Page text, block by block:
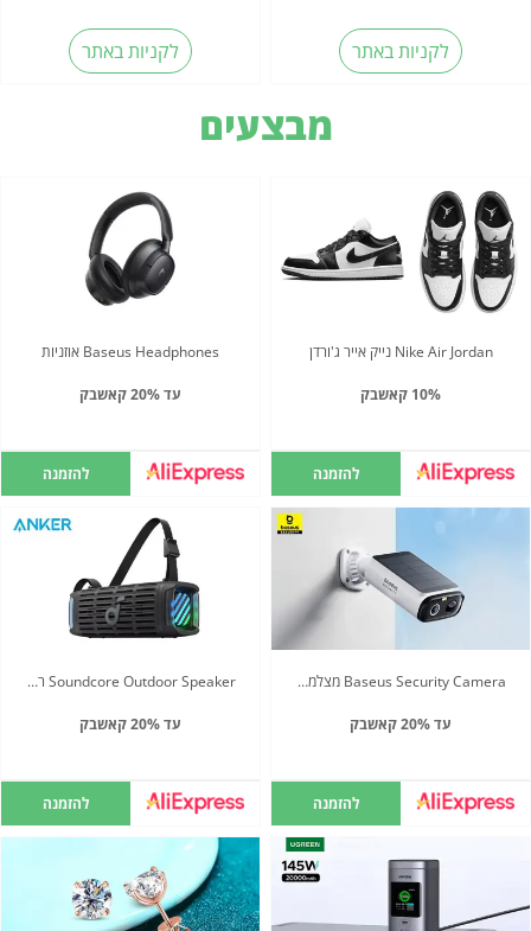
לקניות באתר לקניות באתר
מבצעים
Nike Air Jordan נייק אייר ג'ורדן
10% קאשבק
להזמנה
Baseus Headphones אוזניות
עד 20% קאשבק
להזמנה
Baseus Security Camera מצלמת אבטחה
עד 20% קאשבק
להזמנה
Soundcore Outdoor Speaker רמקול
עד 20% קאשבק
להזמנה